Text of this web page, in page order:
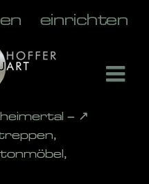
– ↗️